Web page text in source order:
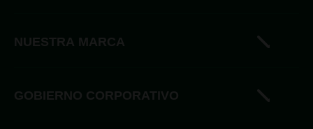
NUESTRA MARCA
GOBIERNO CORPORATIVO